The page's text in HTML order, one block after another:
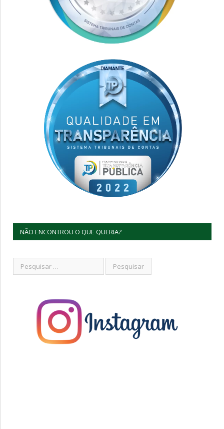
NÃO ENCONTROU O QUE QUERIA?